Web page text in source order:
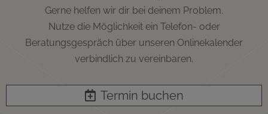
Gerne helfen wir dir bei deinem Problem.
Nutze die Möglichkeit ein Telefon- oder
Beratungsgespräch über unseren Onlinekalender
verbindlich zu vereinbaren.
Termin buchen